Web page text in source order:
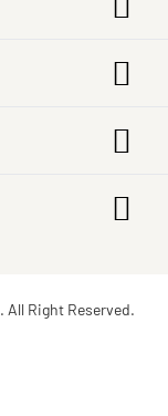
. All Right Reserved.